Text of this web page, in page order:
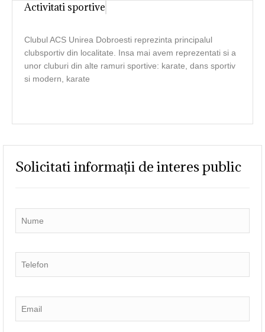
Activitati sportive
Clubul ACS Unirea Dobroesti reprezinta principalul
clubsportiv din localitate. Insa mai avem reprezentati si a
unor cluburi din alte ramuri sportive: karate, dans sportiv
si modern, karate
Solicitati informații de interes public